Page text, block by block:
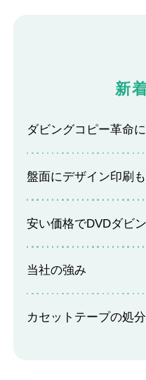
新
ダビングコピー革命
盤面にデザイン印刷
安い価格でDVDダビ
当社の強み
カセットテープの処